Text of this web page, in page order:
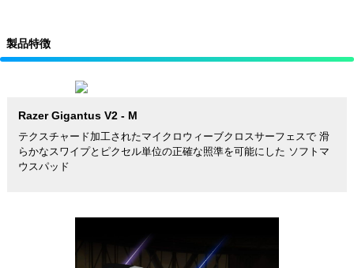
製品特徴
Razer Gigantus V2 - M
テクスチャード加工されたマイクロウィーブクロスサーフェスで 滑
らかなスワイプとピクセル単位の正確な照準を可能にした ソフトマ
ウスパッド